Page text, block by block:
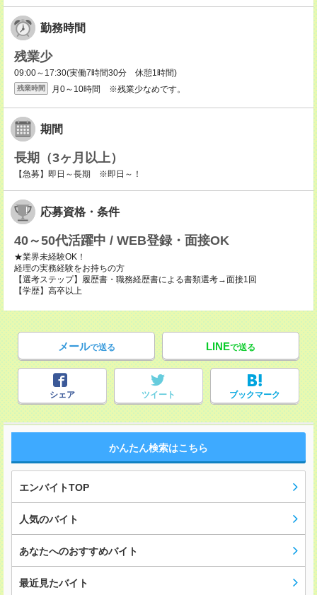
勤務時間
残業少
09:00～17:30(実働7時間30分 休憩1時間)
残業時間 月0～10時間 ※残業少なめです。
期間
長期（3ヶ月以上）
【急募】即日～長期 ※即日～！
応募資格・条件
40～50代活躍中 / WEB登録・面接OK
★業界未経験OK！
経理の実務経験をお持ちの方
【選考ステップ】履歴書・職務経歴書による書類選考→面接1回
【学歴】高卒以上
メールで送る LINEで送る
シェア ツイート ブックマーク
かんたん検索はこちら
エンバイトTOP
人気のバイト
あなたへのおすすめバイト
最近見たバイト